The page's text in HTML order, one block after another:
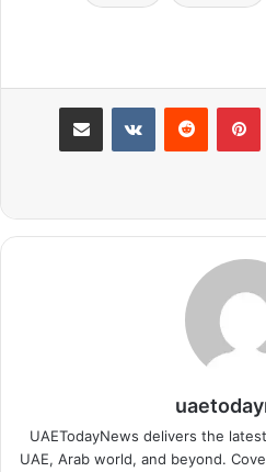
بينتيريست مشاركة عبر البريد
UAETodayNews delivers the
UAE, Arab world, and beyond.